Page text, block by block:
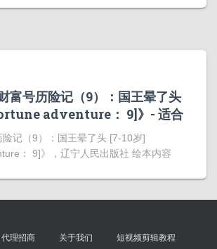
富号历险记（9）：国王晕了头
adventure： 9]》- 适合
记（9）：国王晕了头 [7-10岁]
： 9]》，辽宁人民出版社 绘本内容
代理招商 关于我们 短视频剪辑教程